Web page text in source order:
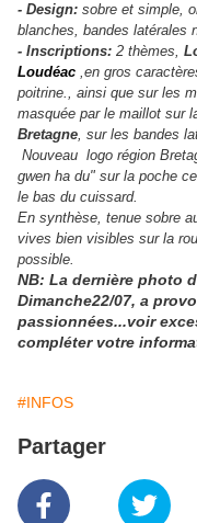
- Design: sobre et simple,
blanches, bandes latérales
- Inscriptions: 2 thèmes,
Loudéac ,en gros
poitrine., ainsi que sur les
masquée par le maillot sur
Bretagne, sur les bandes
Nouveau logo région
gwen ha du" sur la poche
le bas du cuissard.
En synthèse, tenue sobre
vives bien visibles sur la
possible.
NB: La dernière photo
Dimanche22/07, a
passionnées...voir
compléter votre
#INFOS
Partager